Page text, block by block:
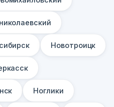
Новотроицк
Ноглики